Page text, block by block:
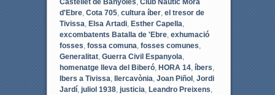
Castellet de Banyoles, Club Nàutic Móra
d'Ebre, Cota 705, cultura íber, el tresor de
Tivissa, Elsa Artadi, Esther Capella,
excombatents Batalla de 'Ebre, exhumació
fosses, fossa comuna, fosses comunes,
Generalitat, Guerra Civil Espanyola,
homenatge lleva del Biberó, HORA 14, íbers,
Ibers a Tivissa, Ilercavònia, Joan Piñol , Jordi
Jardí, juliol 1938, justicia, Leandro Preixens,